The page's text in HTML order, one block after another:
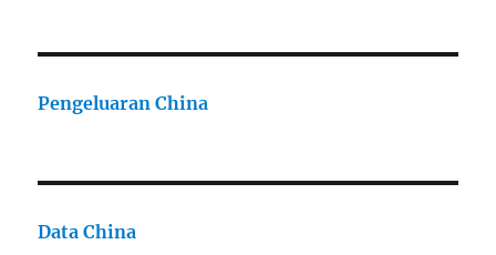
Pengeluaran China
Data China